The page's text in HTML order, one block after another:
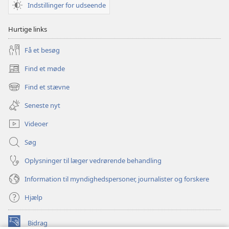
Indstillinger for udseende
Hurtige links
Få et besøg
Find et møde
(åbner
nyt
vindue)
Find et stævne
(åbner
nyt
vindue)
Seneste nyt
Videoer
Søg
Oplysninger til læger vedrørende behandling
Information til myndighedspersoner, journalister og forskere
Hjælp
Bidrag